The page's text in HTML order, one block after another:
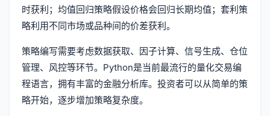
时获利；均值回归策略假设价格会回归长期均值；套利策
略利用不同市场或品种间的价差获利。
策略编写需要考虑数据获取、因子计算、信号生成、仓位
管理、风控等环节。Python是当前最流行的量化交易编
程语言，拥有丰富的金融分析库。投资者可以从简单的策
略开始，逐步增加策略复杂度。